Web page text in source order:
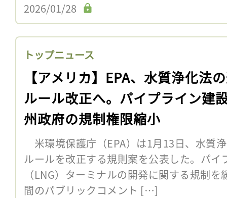
2026/01/28
トップニュース
【アメリカ】EPA、水質浄化法
ルール改正へ。パイプライン建
州政府の規制権限縮小
米環境保護庁（EPA）は1月13日、水質
ルールを改正する規則案を公表した。パイ
（LNG）ターミナルの開発に関する規制
間のパブリックコメント […]